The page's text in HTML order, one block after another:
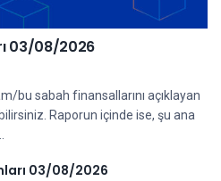
03/08/2026
bu sabah finansallarını açıklayan
Raporun içinde ise, şu ana
03/08/2026